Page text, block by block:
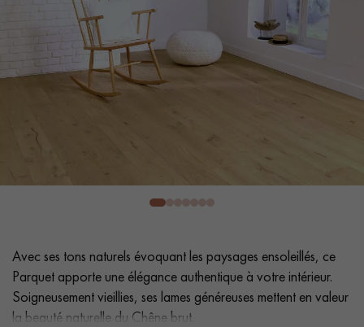
PARQUET EN BOIS EXOTIQUE PARQUET VERNIS
PARQUET HUILÉ PARQUET EN BOIS BRUT
PARQUET VIEILLI
PARQUET LAMES LARGES XXL PARQUET EN CHÊNE
Nos conseillers sont disponibles au
28 79 01 41
Avec ses tons naturels évoquant les paysages ensoleillés, ce
Parquet apporte une élégance authentique à votre intérieur.
Soigneusement vieillies, ses lames généreuses mettent en valeur
la beauté naturelle du Chêne brut.